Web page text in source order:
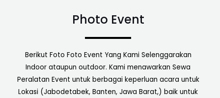
Photo Event
Berikut Foto Foto Event Yang Kami Selenggarakan
Indoor ataupun outdoor. Kami menawarkan Sewa
Peralatan Event untuk berbagai keperluan acara untuk
Lokasi (Jabodetabek, Banten, Jawa Barat,) baik untuk